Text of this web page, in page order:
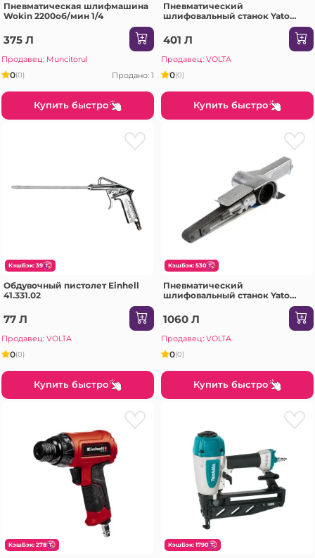
Пневматическая шлифмашина
Wokin 2200об/мин 1/4
375 Л
Продавец: Muncitorul
0(0) Продано: 1
Купить быстро
Пневматический
шлифовальный станок Yato
401 Л
Продавец: VOLTA
0(0)
Купить быстро
КэшБэк: 39
Обдувочный пистолет Einhell
41.331.02
77 Л
Продавец: VOLTA
0(0)
Купить быстро
КэшБэк: 530
Пневматический
шлифовальный станок Yato
1060 Л
Продавец: VOLTA
0(0)
Купить быстро
КэшБэк: 278 КэшБэк: 1790